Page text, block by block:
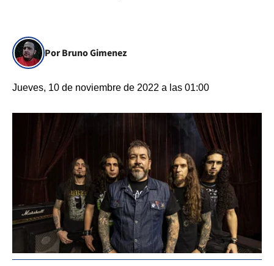
Por Bruno Gimenez
Jueves, 10 de noviembre de 2022 a las 01:00